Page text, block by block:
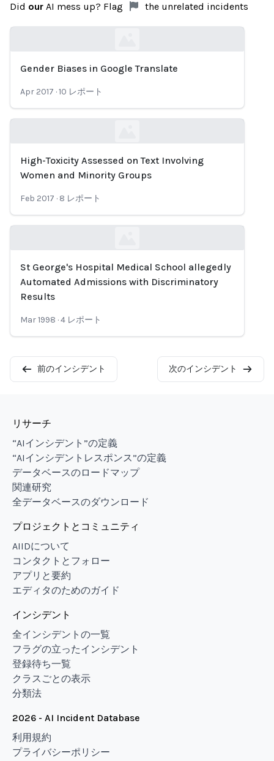
Did our AI mess up? Flag the unrelated incidents
Gender Biases in Google Translate
Apr 2017 ·10 レポート
Loading...
High-Toxicity Assessed on Text Involving
Women and Minority Groups
Feb 2017 · 8 レポート
Loading...
St George's Hospital Medical School allegedly
Automated Admissions with Discriminatory
Results
Mar 1998 ·4 レポート
前のインシデント 次のインシデント
リサーチ
“AIインシデント”の定義
“AIインシデントレスポンス”の定義
データベースのロードマップ
関連研究
全データベースのダウンロード
プロジェクトとコミュニティ
AIIDについて
コンタクトとフォロー
アプリと要約
エディタのためのガイド
インシデント
全インシデントの一覧
フラグの立ったインシデント
登録待ち一覧
クラスごとの表示
分類法
2026 - AI Incident Database
利用規約
プライバシーポリシー